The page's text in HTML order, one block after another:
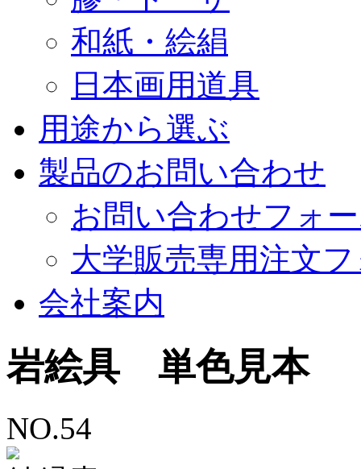
和紙・絵絹
日本画用道具
用途から選ぶ
製品のお問い合わせ
お問い合わせフォ
大学販売専用注文
会社案内
岩絵具 単色見本
NO.54